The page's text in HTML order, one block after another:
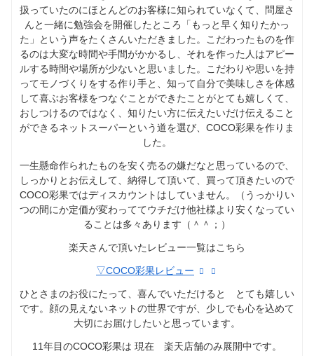
扱っていたのにほとんどのお客様に知られていなくて、問屋さ
んと一緒に勉強会を開催したところ「もっと早く知りたかっ
た」という声をたくさんいただきました。こだわったものを作
るのは大変な時間や手間がかかるし、それを作った人はアピー
ルする時間や場所が少ないと思いました。こだわりや思いを持
ってモノづくりをする作り手と、知って自分で美味しさを体感
して喜ぶお客様をつなぐことができたことがとても嬉しくて、
おしつけるのではなく、知りたい方に伝えたいだけ伝えること
ができるネットスーパーという道を選び、COCO彩果を作りま
した。
一生懸命作られたものを安く売るの嫌だなと思っているので、
しっかりとお伝えして、納得して頂いて、買って頂きたいので
COCO彩果ではディスカウントはしていません。（うっかりい
つの間にか定価が変わっててウチだけ他社様より安くなってい
ることは多々あります（＾＾；）
楽天さんで頂いたレビュー一覧はこちら
▽COCO彩果レビュー
ひとさまのお役にたって、喜んでいただけると とても嬉しい
です。顔の見えないネットの世界ですが、少しでも心を込めて
大切にお届けしたいと思っています。
11年目のCOCO彩果は 現在 楽天店舗のみ展開中です。